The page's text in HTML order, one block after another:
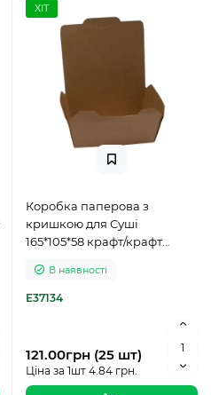
ХІТ
Коробка паперова з
кришкою для Суші
165*105*58 крафт/крафт
В наявності
E37134
121.00грн (25 шт)
Ціна за 1шт 4.84 грн.